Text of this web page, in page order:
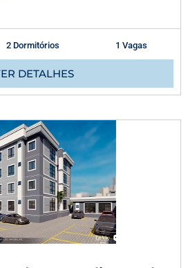
2 Dormitórios 1 Vagas
DETALHES